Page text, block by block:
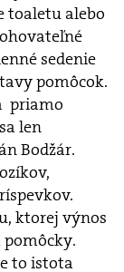
toaletu alebo
sedenie
pomôcok.
priamo
len
Bodžár.
ktorej výnos
to istota